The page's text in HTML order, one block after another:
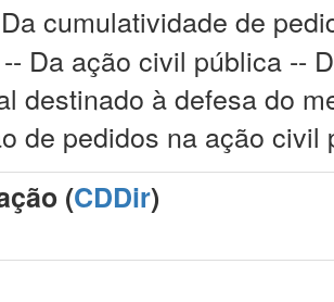
Da cumulatividade de
Da ação civil pública --
destinado à defesa do
de pedidos na ação civil
(CDDir)